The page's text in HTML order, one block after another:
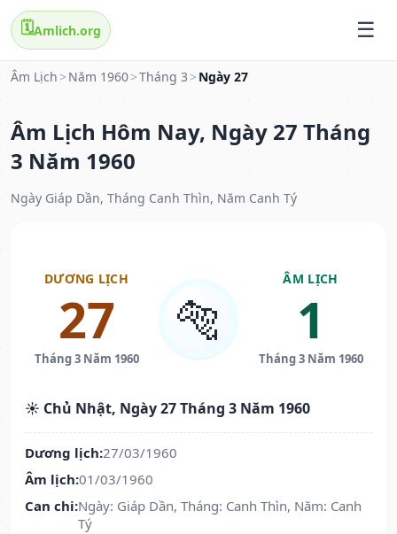
🗓️Amlich.org
Âm Lịch > Năm 1960>Tháng 3 > Ngày 27
Âm Lịch Hôm Nay, Ngày 27 Tháng
3 Năm 1960
Ngày Giáp Dần, Tháng Canh Thìn, Năm Canh Tý
DƯƠNG LỊCH
27
Tháng 3 Năm 1960
🐅
ÂM LỊCH
1
Tháng 3 Năm 1960
☀️ Chủ Nhật, Ngày 27 Tháng 3 Năm 1960
Dương lịch:27/03/1960
Âm lịch:01/03/1960
Can chi:Ngày: Giáp Dần, Tháng: Canh Thìn, Năm: Canh
Tý